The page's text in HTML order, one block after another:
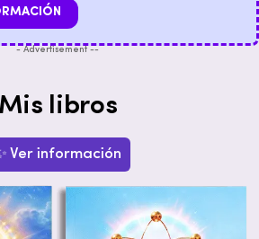
- Advertisement --
Mis libros
Ver información